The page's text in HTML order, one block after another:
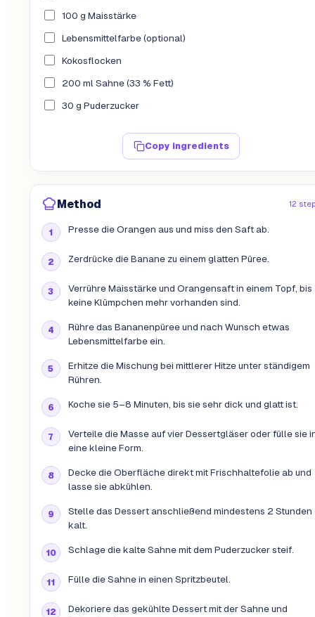
100 g Maisstärke
Lebensmittelfarbe (optional)
Kokosflocken
200 ml Sahne (33 % Fett)
30 g Puderzucker
Copy ingredients
Method 12
Presse die Orangen aus und miss den Saft ab.
Zerdrücke die Banane zu einem glatten Püree.
Verrühre Maisstärke und Orangensaft in einem Topf, bis
keine Klümpchen mehr vorhanden sind.
Rühre das Bananenpüree und nach Wunsch etwas
Lebensmittelfarbe ein.
Erhitze die Mischung bei mittlerer Hitze unter ständigem
Rühren.
Koche sie 5–8 Minuten, bis sie sehr dick und glatt ist.
Verteile die Masse auf vier Dessertgläser oder fülle sie
eine kleine Form.
Decke die Oberfläche direkt mit Frischhaltefolie ab und
lasse sie abkühlen.
Stelle das Dessert anschließend mindestens 2 Stunden
kalt.
Schlage die kalte Sahne mit dem Puderzucker steif.
Fülle die Sahne in einen Spritzbeutel.
Dekoriere das gekühlte Dessert mit der Sahne und